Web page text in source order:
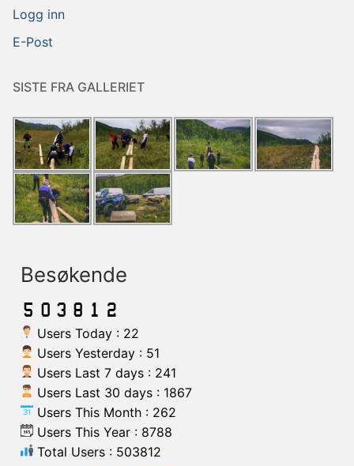
Logg inn
E-Post
SISTE FRA GALLERIET
Besøkende
Users Today : 22
Users Yesterday : 51
Users Last 7 days : 241
Users Last 30 days : 1867
Users This Month : 262
Users This Year : 8788
Total Users : 503812